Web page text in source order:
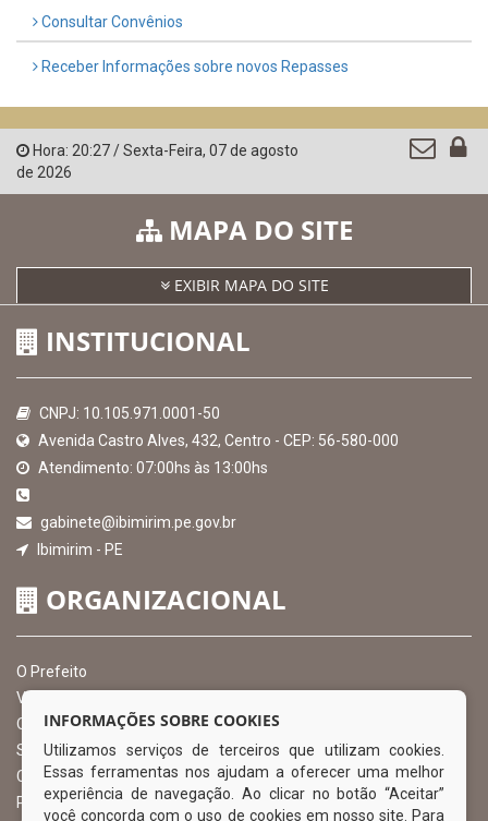
Consultar Convênios
Receber Informações sobre novos Repasses
Hora: 20:27/Sexta-Feira, 07 de agosto
de 2026
MAPA DO SITE
EXIBIR MAPA DO SITE
INSTITUCIONAL
CNPJ: 10.105.971.0001-50
Avenida Castro Alves, 432, Centro - CEP: 56-580-000
Atendimento: 07:00hs às 13:00hs
gabinete@ibimirim.pe.gov.br
Ibimirim - PE
ORGANIZACIONAL
O Prefeito
Vice Prefeito
Ouvidoria Municipal
Serviço de Informação ao Cidadão – SIC
Chefe de Gabinete
Procuradoria Geral
INFORMAÇÕES SOBRE COOKIES
Utilizamos serviços de terceiros que utilizam cookies.
Essas ferramentas nos ajudam a oferecer uma melhor
experiência de navegação. Ao clicar no botão “Aceitar”
você concorda com o uso de cookies em nosso site. Para